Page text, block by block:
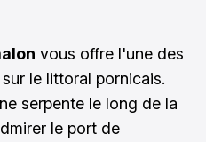
vous offre l'une des
le littoral pornicais.
serpente le long de la
le port de